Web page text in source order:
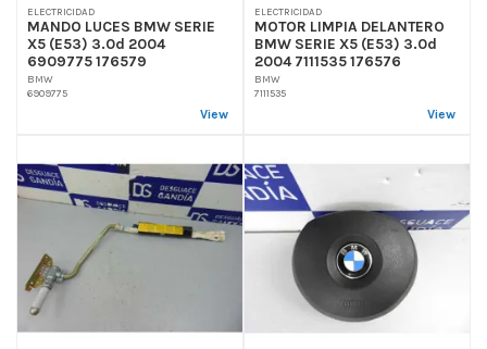
ELECTRICIDAD
MANDO LUCES BMW SERIE
X5 (E53) 3.0d 2004
6909775 176579
BMW
6909775
View
ELECTRICIDAD
MOTOR LIMPIA DELANTERO
BMW SERIE X5 (E53) 3.0d
2004 7111535 176576
BMW
7111535
View